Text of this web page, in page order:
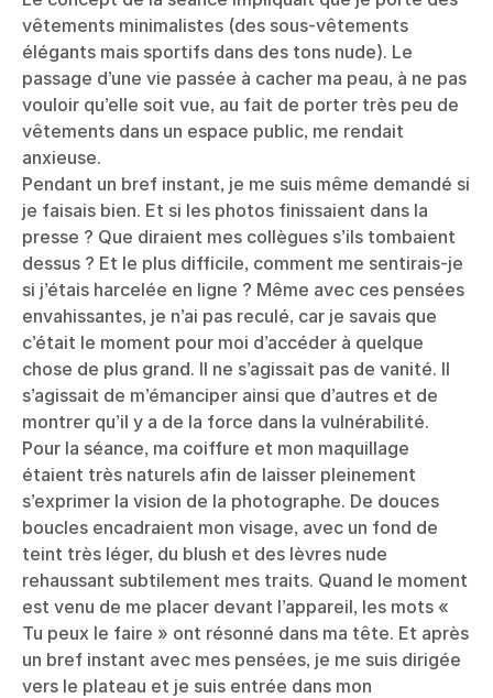
vêtements minimalistes (des sous-vêtements
élégants mais sportifs dans des tons nude). Le
passage d’une vie passée à cacher ma peau, à ne pas
vouloir qu’elle soit vue, au fait de porter très peu de
vêtements dans un espace public, me rendait
anxieuse.
Pendant un bref instant, je me suis même demandé si
je faisais bien. Et si les photos finissaient dans la
presse ? Que diraient mes collègues s’ils tombaient
dessus ? Et le plus difficile, comment me sentirais-je
si j’étais harcelée en ligne ? Même avec ces pensées
envahissantes, je n’ai pas reculé, car je savais que
c’était le moment pour moi d’accéder à quelque
chose de plus grand. Il ne s’agissait pas de vanité. Il
s’agissait de m’émanciper ainsi que d’autres et de
montrer qu’il y a de la force dans la vulnérabilité.
Pour la séance, ma coiffure et mon maquillage
étaient très naturels afin de laisser pleinement
s’exprimer la vision de la photographe. De douces
boucles encadraient mon visage, avec un fond de
teint très léger, du blush et des lèvres nude
rehaussant subtilement mes traits. Quand le moment
est venu de me placer devant l’appareil, les mots «
Tu peux le faire » ont résonné dans ma tête. Et après
un bref instant avec mes pensées, je me suis dirigée
vers le plateau et je suis entrée dans mon